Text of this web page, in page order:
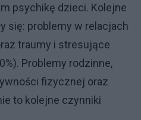
psychikę dzieci. Kolejne
się: problemy w relacjach
traumy i stresujące
Problemy rodzinne,
fizycznej oraz
to kolejne czynniki